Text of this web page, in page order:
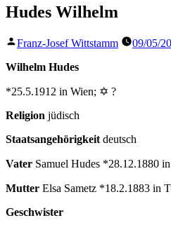
Hudes Wilhelm
Veröffentlicht
Franz-Josef Wittstamm 09/05/
Wilhelm Hudes
*25.5.1912 in Wien; ✡ ?
Religion jüdisch
Staatsangehörigkeit deutsch
Vater Samuel Hudes *28.12.1880
Mutter Elsa Sametz *18.2.1883 in
Geschwister